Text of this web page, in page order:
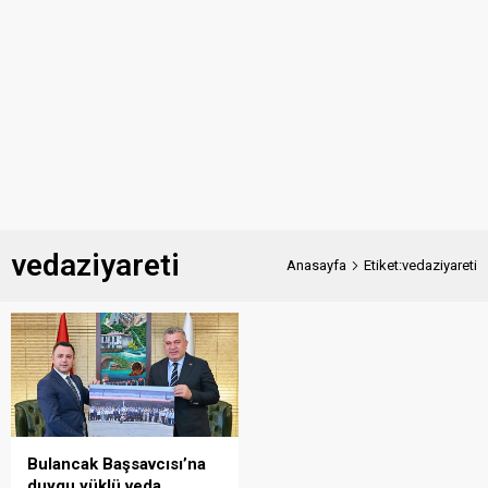
vedaziyareti Anasayfa Etiket:vedaziyareti
Bulancak Başsavcısı’na